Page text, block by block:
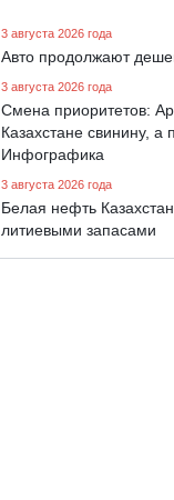
3 августа 2026 года
Авто продолжают
3 августа 2026 года
Смена приоритетов:
Казахстане свинину, а
Инфографика
3 августа 2026 года
Белая нефть
литиевыми запасами